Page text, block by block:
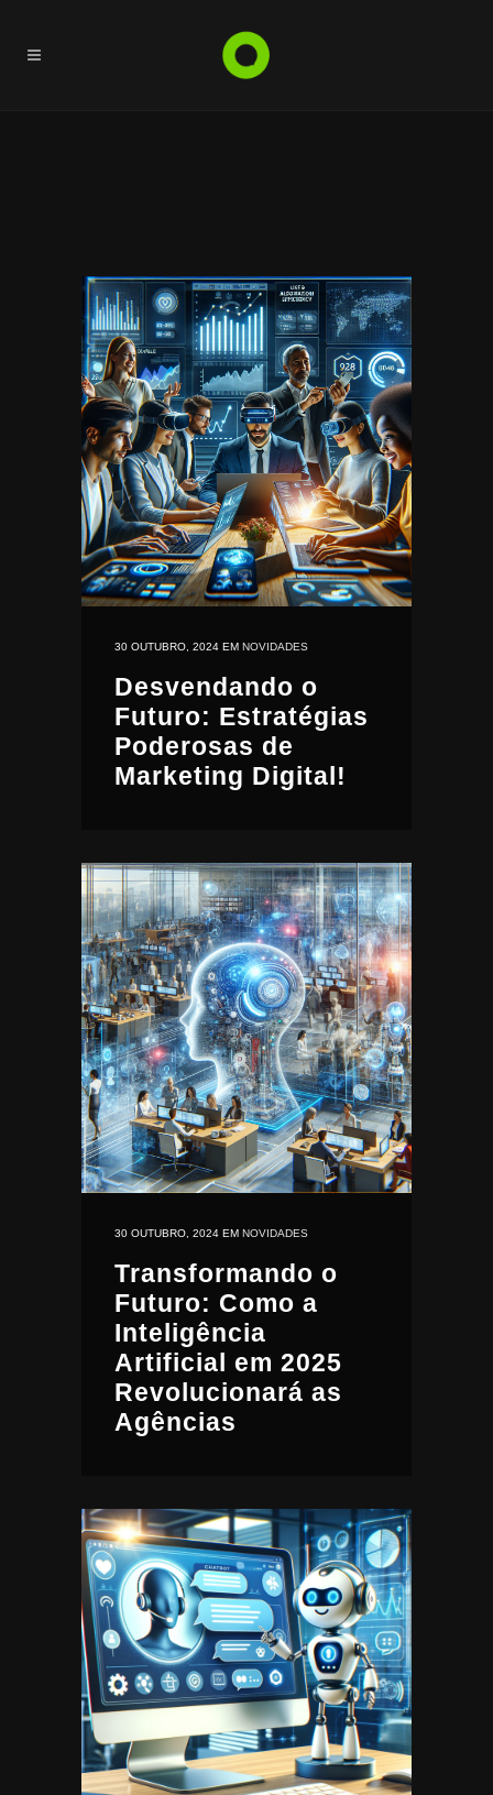
30 OUTUBRO, 2024 EM NOVIDADES
Desvendando o
Futuro: Estratégias
Poderosas de
Marketing Digital!
30 OUTUBRO, 2024 EM NOVIDADES
Transformando o
Futuro: Como a
Inteligência
Artificial em 2025
Revolucionará as
Agências